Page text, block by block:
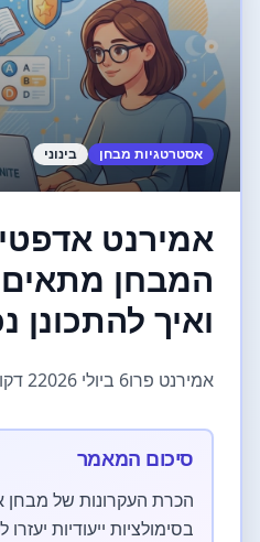
אסטרטגיות מבחן בינוני
אמירנט
המבחן
ואיך להתכונן
אמירנט פרו6 ביולי 2026 2 דקות קריאה
סיכום המאמר
הכרת העקרונות של מבחן
בסימולציות ייעודיות